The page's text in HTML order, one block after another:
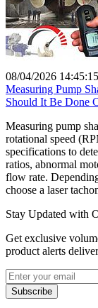
08/04/2026 14:45:15
Measuring Pump
Should It Be Done
Measuring pump
rotational speed
specifications to
ratios, abnormal
flow rate.
choose a laser
Stay Updated with
Get exclusive
product alerts
Subscribe